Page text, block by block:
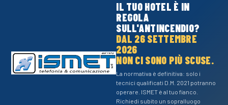
IL TUO HOTEL È IN
REGOLA
SULL'ANTINCENDIO?
DAL 26 SETTEMBRE
2026
NON CI SONO PIÙ SCUSE.
La normativa è definitiva: solo i
tecnici qualificati D.M. 2021 potranno
operare. ISMET è al tuo fianco.
Richiedi subito un sopralluogo